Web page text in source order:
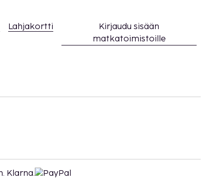
Lahjakortti
Kirjaudu sisään
matkatoimistoille